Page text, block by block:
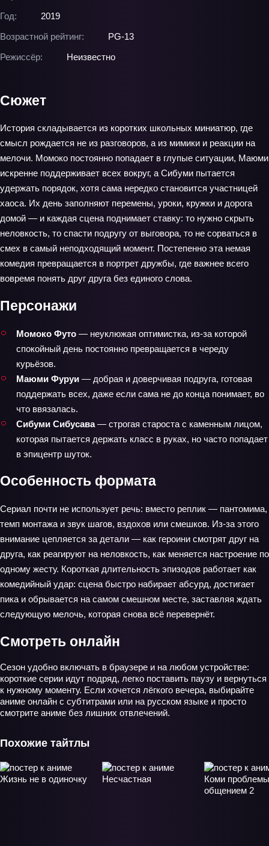
Год:
2019
Возрастной рейтинг:
PG-13
Режиссёр:
Неизвестно
Сюжет
История складывается из коротких школьных миниатюр, где
смысл рождается не из разговоров, а из мимики и реакции на
мелочи. Момоко постоянно попадает в глупые ситуации, Маюми
искренне поддерживает всех вокруг, а Сибуми пытается
удержать порядок, хотя сама нередко становится участницей
хаоса. Их день заполняют перемены, уроки, кружки и дорога
домой — и каждая сцена поднимает ставку: то нужно скрыть
неловкость, то спасти подругу от выговора, то не сорваться в
смех в самый неподходящий момент. Постепенно эта немая
комедия превращается в портрет дружбы, где важнее всего
вовремя понять друг друга без единого слова.
Персонажи
Момоко Футо — неуклюжая оптимистка, из-за которой
спокойный день постоянно превращается в череду
курьёзов.
Маюми Фуруи — добрая и доверчивая подруга, готовая
поддержать всех, даже если сама не до конца понимает, во
что ввязалась.
Сибуми Сибусава— строгая староста с каменным лицом,
которая пытается держать класс в руках, но часто попадает
в эпицентр шуток.
Особенность формата
Сериал почти не использует речь: вместо реплик — пантомима,
темп монтажа и звук шагов, вздохов или смешков. Из-за этого
внимание цепляется за детали — как героини смотрят друг на
друга, как реагируют на неловкость, как меняется настроение по
одному жесту. Короткая длительность эпизодов работает как
комедийный удар: сцена быстро набирает абсурд, достигает
пика и обрывается на самом смешном месте, заставляя ждать
следующую мелочь, которая снова всё перевернёт.
Смотреть онлайн
Сезон удобно включать в браузере и на любом устройстве:
короткие серии идут подряд, легко поставить паузу и вернуться
к нужному моменту. Если хочется лёгкого вечера, выбирайте
аниме онлайн с субтитрами или на русском языке и просто
смотрите аниме без лишних отвлечений.
Похожие тайтлы